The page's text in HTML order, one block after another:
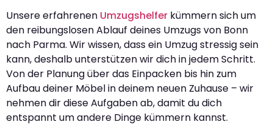
Unsere erfahrenen Umzugshelfer kümmern sich um
den reibungslosen Ablauf deines Umzugs von Bonn
nach Parma. Wir wissen, dass ein Umzug stressig sein
kann, deshalb unterstützen wir dich in jedem Schritt.
Von der Planung über das Einpacken bis hin zum
Aufbau deiner Möbel in deinem neuen Zuhause – wir
nehmen dir diese Aufgaben ab, damit du dich
entspannt um andere Dinge kümmern kannst.